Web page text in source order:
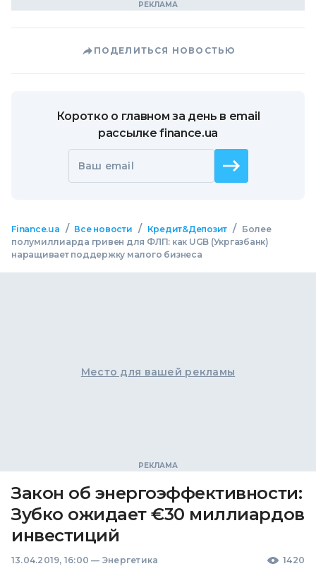
ПОДЕЛИТЬСЯ НОВОСТЬЮ
Коротко о главном за день в email
рассылке finance.ua
Ваш email
Finance.ua / Все новости / Кредит&Депозит /
Более
полумиллиарда гривен для ФЛП: как UGB (Укргазбанк)
наращивает поддержку малого бизнеса
Место для вашей рекламы
Закон об энергоэффективности:
Зубко ожидает €30 миллиардов
инвестиций
13.04.2019, 16:00 — Энергетика 1420